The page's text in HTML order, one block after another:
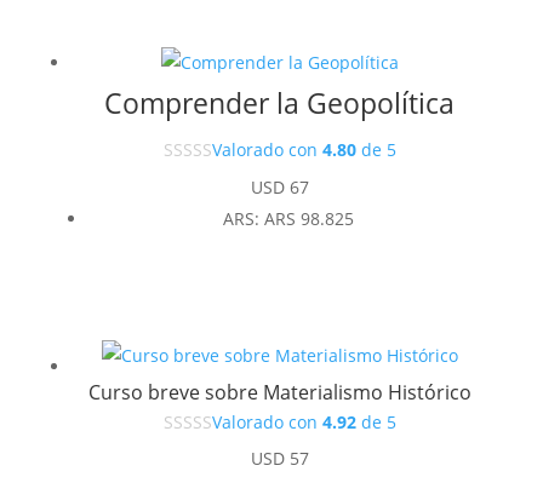
Comprender la Geopolítica
Valorado con 4.80de 5
USD67
ARS: ARS 98.825
Curso breve sobre Materialismo Histórico
Valorado con 4.92de 5
USD57